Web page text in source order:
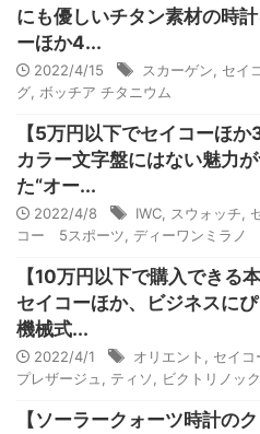
にも優しいチタン素材の時
ーほか4...
2022/4/15 スカーゲン セイ
グ ボッチア チタニウム
【5万円以下でセイコーほか
カラー文字盤にはない魅力
た“オー...
2022/4/8 IWC スウォッチ
コー 5スポーツ
ディーワンミラノ
【10万円以下で購入できる
セイコーほか、ビジネスに
機械式...
2022/4/1 オリエント セイコ
プレザージュ
ティソ ビクトリノッ
【ソーラークォーツ時計の